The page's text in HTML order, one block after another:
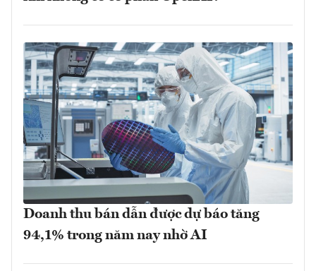
Doanh thu bán dẫn được dự báo tăng
94,1% trong năm nay nhờ AI